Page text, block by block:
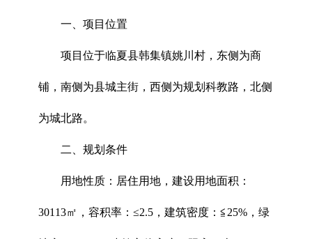
一、项目位置
项目位于临夏县韩集镇姚川村，东侧为商
铺，南侧为县城主街，西侧为规划科教路，北侧
为城北路。
二、规划条件
用地性质：居住用地，建设用地面积：
30113㎡，容积率：≤2.5，建筑密度：≦25%，绿